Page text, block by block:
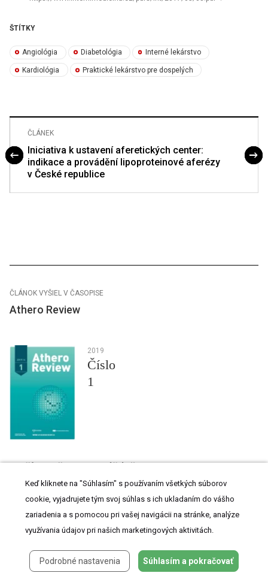
ŠTÍTKY
Angiológia Diabetológia Interné lekárstvo
Kardiológia Praktické lekárstvo pre dospelých
ČLÁNEK
Iniciativa k ustavení aferetických center:
indikace a provádění lipoproteinové aferézy
v České republice
ČLÁNOK VYŠIEL V ČASOPISE
Athero Review
2019
Číslo
1
Najčítanejšie tento týždeň
postupovat v případě podezření?
Projekt MedPed
Jak zlepšit záchyt a péči o osoby s prediabetem v primární
péči?
Keď kliknete na "Súhlasím" s používaním všetkých súborov
cookie, vyjadrujete tým svoj súhlas s ich ukladaním do vášho
zariadenia a s pomocou pri vašej navigácii na stránke, analýze
využívania údajov pri našich marketingových aktivitách.
Podrobné nastavenia Súhlasím a pokračovať